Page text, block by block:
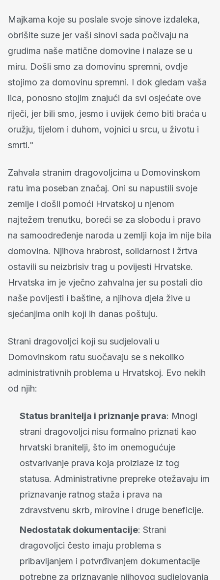
Majkama koje su poslale svoje sinove izdaleka,
obrišite suze jer vaši sinovi sada počivaju na
grudima naše matične domovine i nalaze se u
miru. Došli smo za domovinu spremni, ovdje
stojimo za domovinu spremni. I dok gledam vaša
lica, ponosno stojim znajući da svi osjećate ove
riječi, jer bili smo, jesmo i uvijek ćemo biti braća u
oružju, tijelom i duhom, vojnici u srcu, u životu i
smrti."
Zahvala stranim dragovoljcima u Domovinskom
ratu ima poseban značaj. Oni su napustili svoje
zemlje i došli pomoći Hrvatskoj u njenom
najtežem trenutku, boreći se za slobodu i pravo
na samoodređenje naroda u zemlji koja im nije bila
domovina. Njihova hrabrost, solidarnost i žrtva
ostavili su neizbrisiv trag u povijesti Hrvatske.
Hrvatska im je vječno zahvalna jer su postali dio
naše povijesti i baštine, a njihova djela žive u
sjećanjima onih koji ih danas poštuju.
Strani dragovoljci koji su sudjelovali u
Domovinskom ratu suočavaju se s nekoliko
administrativnih problema u Hrvatskoj. Evo nekih
od njih:
Status branitelja i priznanje prava: Mnogi
strani dragovoljci nisu formalno priznati kao
hrvatski branitelji, što im onemogućuje
ostvarivanje prava koja proizlaze iz tog
statusa. Administrativne prepreke otežavaju im
priznavanje ratnog staža i prava na
zdravstvenu skrb, mirovine i druge beneficije.
Nedostatak dokumentacije: Strani
dragovoljci često imaju problema s
pribavljanjem i potvrđivanjem dokumentacije
potrebne za priznavanje njihovog sudjelovanja